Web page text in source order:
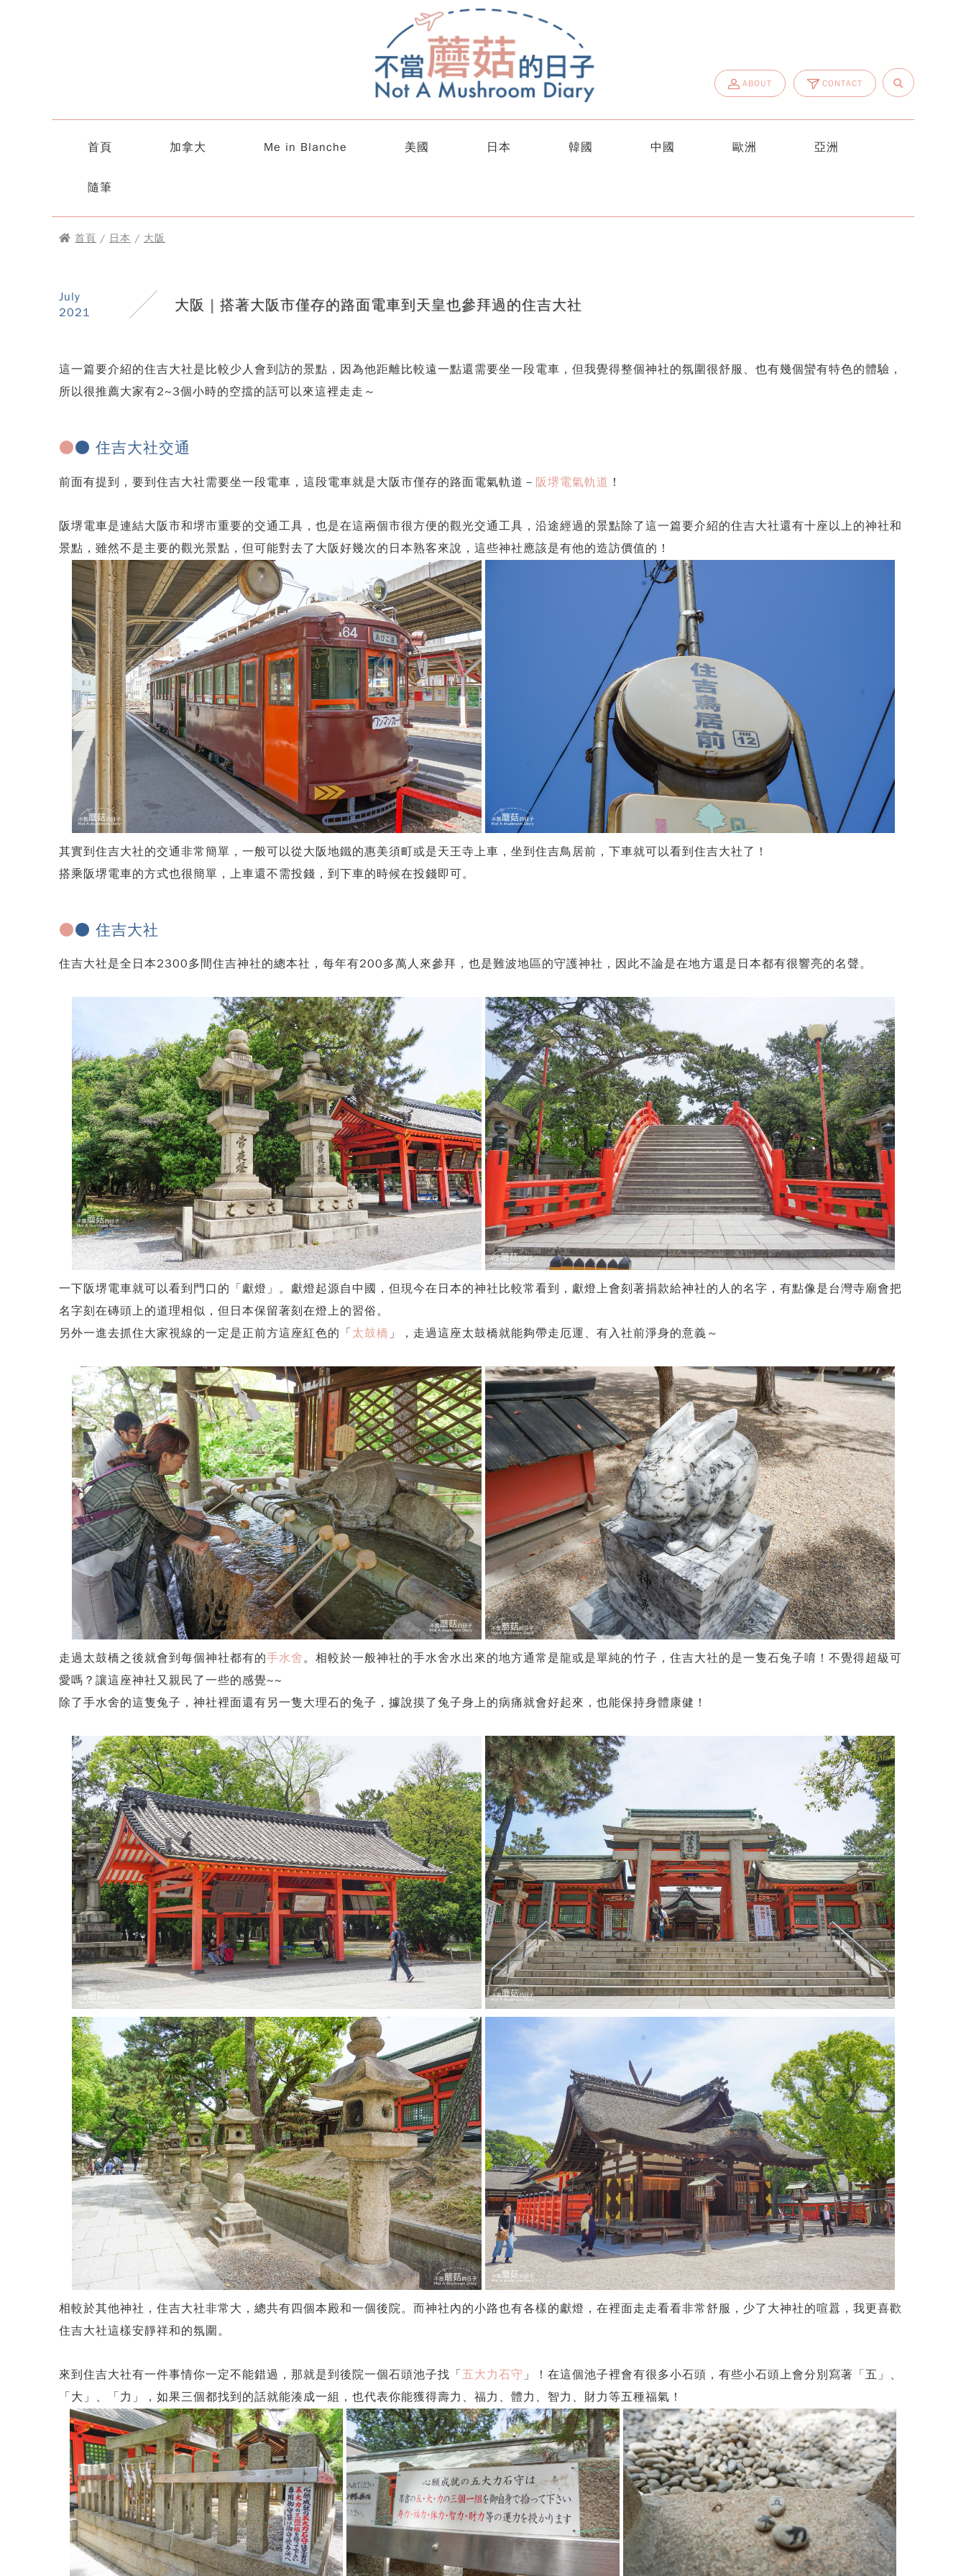
ABOUT CONTACT
首頁 加拿大 Me in Blanche 美國 日本 韓國 中國 歐洲 亞洲
隨筆
首頁 / 日本 / 大阪
July
2021
大阪｜搭著大阪市僅存的路面電車到天皇也參拜過的住吉大社
這一篇要介紹的住吉大社是比較少人會到訪的景點，因為他距離比較遠一點還需要坐一段電車，但我覺得整個神社的氛圍很舒服、也有幾個蠻有特色的體驗，
所以很推薦大家有2~3個小時的空擋的話可以來這裡走走～
●● 住吉大社交通
前面有提到，要到住吉大社需要坐一段電車，這段電車就是大阪市僅存的路面電氣軌道－ 阪堺電氣軌道 ！
阪堺電車是連結大阪市和堺市重要的交通工具，也是在這兩個市很方便的觀光交通工具，沿途經過的景點除了這一篇要介紹的住吉大社還有十座以上的神社和
景點，雖然不是主要的觀光景點，但可能對去了大阪好幾次的日本熟客來說，這些神社應該是有他的造訪價值的！
其實到住吉大社的交通非常簡單，一般可以從大阪地鐵的惠美須町或是天王寺上車，坐到住吉鳥居前，下車就可以看到住吉大社了！
搭乘阪堺電車的方式也很簡單，上車還不需投錢，到下車的時候在投錢即可。
●● 住吉大社
住吉大社是全日本2300多間住吉神社的總本社，每年有200多萬人來參拜，也是難波地區的守護神社，因此不論是在地方還是日本都有很響亮的名聲。
一下阪堺電車就可以看到門口的「獻燈」。獻燈起源自中國，但現今在日本的神社比較常看到，獻燈上會刻著捐款給神社的人的名字，有點像是台灣寺廟會把
名字刻在磚頭上的道理相似，但日本保留著刻在燈上的習俗。
另外一進去抓住大家視線的一定是正前方這座紅色的「 太鼓橋 」，走過這座太鼓橋就能夠帶走厄運、有入社前淨身的意義～
走過太鼓橋之後就會到每個神社都有的手水舍。相較於一般神社的手水舍水出來的地方通常是龍或是單純的竹子，住吉大社的是一隻石兔子唷！不覺得超級可
愛嗎？讓這座神社又親民了一些的感覺~~
除了手水舍的這隻兔子，神社裡面還有另一隻大理石的兔子，據說摸了兔子身上的病痛就會好起來，也能保持身體康健！
相較於其他神社，住吉大社非常大，總共有四個本殿和一個後院。而神社內的小路也有各樣的獻燈，在裡面走走看看非常舒服，少了大神社的喧囂，我更喜歡
住吉大社這樣安靜祥和的氛圍。
來到住吉大社有一件事情你一定不能錯過，那就是到後院一個石頭池子找「 五大力石守 」！在這個池子裡會有很多小石頭，有些小石頭上會分別寫著「五」、
「大」、「力」，如果三個都找到的話就能湊成一組，也代表你能獲得壽力、福力、體力、智力、財力等五種福氣！